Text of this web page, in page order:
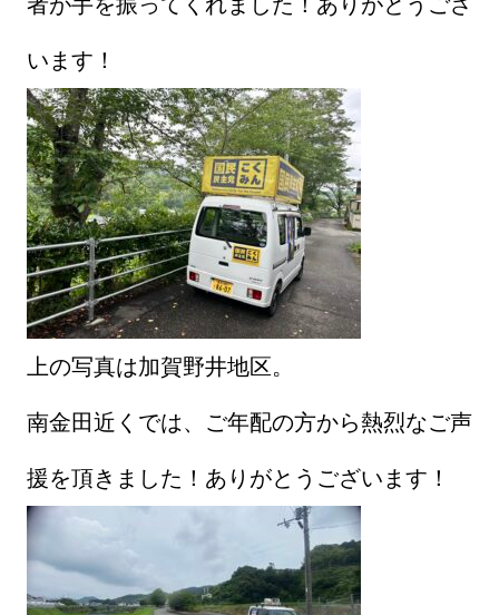
者が手を振ってくれました！ありがとうござ
います！
上の写真は加賀野井地区。
南金田近くでは、ご年配の方から熱烈なご声
援を頂きました！ありがとうございます！